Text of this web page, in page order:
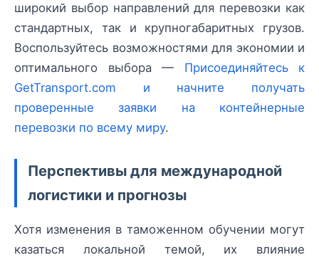
широкий выбор направлений для перевозки как
стандартных, так и крупногабаритных грузов.
Воспользуйтесь возможностями для экономии и
оптимального выбора — Присоединяйтесь к
GetTransport.com и начните получать
проверенные заявки на контейнерные
перевозки по всему миру.
Перспективы для международной
логистики и прогнозы
Хотя изменения в таможенном обучении могут
казаться локальной темой, их влияние